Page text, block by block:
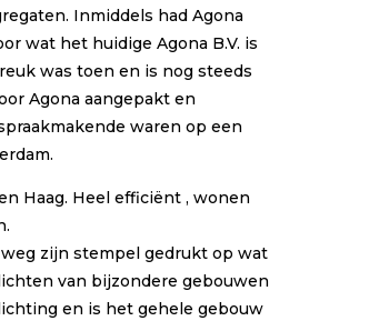
Inmiddels had Agona
wat het huidige Agona B.V. is
was toen en is nog steeds
Agona aangepakt en
waren op een
Haag. Heel efficiënt , wonen
zijn stempel gedrukt op wat
van bijzondere gebouwen
en is het gehele gebouw